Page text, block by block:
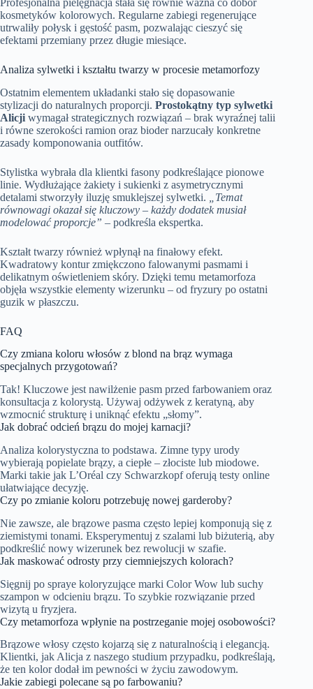
kosmetyków kolorowych. Regularne zabiegi regenerujące
utrwaliły połysk i gęstość pasm, pozwalając cieszyć się
efektami przemiany przez długie miesiące.
Analiza sylwetki i kształtu twarzy w procesie metamorfozy
Ostatnim elementem układanki stało się dopasowanie
stylizacji do naturalnych proporcji. Prostokątny typ sylwetki
Alicji wymagał strategicznych rozwiązań – brak wyraźnej talii
i równe szerokości ramion oraz bioder narzucały konkretne
zasady komponowania outfitów.
Stylistka wybrała dla klientki fasony podkreślające pionowe
linie. Wydłużające żakiety i sukienki z asymetrycznymi
detalami stworzyły iluzję smuklejszej sylwetki.
„Temat
równowagi okazał się kluczowy – każdy dodatek musiał
modelować proporcje” – podkreśla ekspertka.
Kształt twarzy również wpłynął na finałowy efekt.
Kwadratowy kontur zmiękczono falowanymi pasmami i
delikatnym oświetleniem skóry. Dzięki temu metamorfoza
objęła wszystkie elementy wizerunku – od fryzury po ostatni
guzik w płaszczu.
FAQ
Czy zmiana koloru włosów z blond na brąz wymaga
specjalnych przygotowań?
Tak! Kluczowe jest nawilżenie pasm przed farbowaniem oraz
konsultacja z kolorystą. Używaj odżywek z keratyną, aby
wzmocnić strukturę i uniknąć efektu „słomy”.
Jak dobrać odcień brązu do mojej karnacji?
Analiza kolorystyczna to podstawa. Zimne typy urody
wybierają popielate brązy, a ciepłe – złociste lub miodowe.
Marki takie jak L’Oréal czy Schwarzkopf oferują testy online
ułatwiające decyzję.
Czy po zmianie koloru potrzebuję nowej garderoby?
Nie zawsze, ale brązowe pasma często lepiej komponują się z
ziemistymi tonami. Eksperymentuj z szalami lub biżuterią, aby
podkreślić nowy wizerunek bez rewolucji w szafie.
Jak maskować odrosty przy ciemniejszych kolorach?
Sięgnij po spraye koloryzujące marki Color Wow lub suchy
szampon w odcieniu brązu. To szybkie rozwiązanie przed
wizytą u fryzjera.
Czy metamorfoza wpłynie na postrzeganie mojej osobowości?
Brązowe włosy często kojarzą się z naturalnością i elegancją.
Klientki, jak Alicja z naszego studium przypadku, podkreślają,
że ten kolor dodał im pewności w życiu zawodowym.
Jakie zabiegi polecane są po farbowaniu?